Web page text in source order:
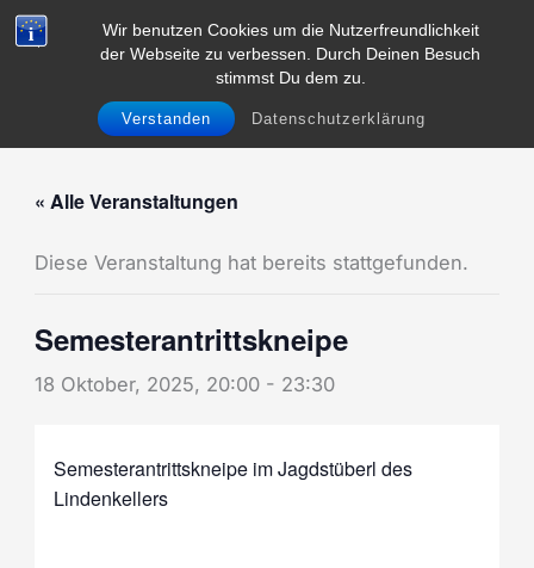
Wir benutzen Cookies um die Nutzerfreundlichkeit
der Webseite zu verbessen. Durch Deinen Besuch
stimmst Du dem zu.
Verstanden Datenschutzerklärung
Zum
Inhalt
Menü
« Alle Veranstaltungen
Diese Veranstaltung hat bereits stattgefunden.
Semesterantrittskneipe
18 Oktober, 2025, 20:00- 23:30
Semesterantrittskneipe im Jagdstüberl des
Lindenkellers